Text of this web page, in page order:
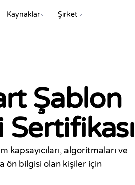
Kaynaklar Şirket
Şablon
Sertifikası
algoritmaları ve
ön bilgisi olan kişiler için